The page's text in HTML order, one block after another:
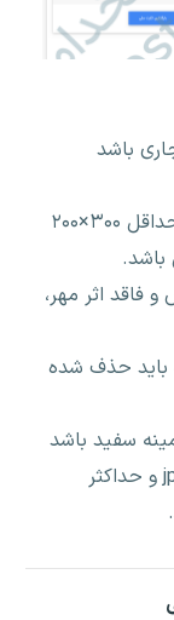
جاری باشد
اندازه فایل عکس اسکن‌شده باید حداقل ۳۰۰×۲۰۰
فاقد اثر مهر،
حذف شده
سفید باشد
تصویر کارت ملی خود را با فرمت jpg و حداکثر